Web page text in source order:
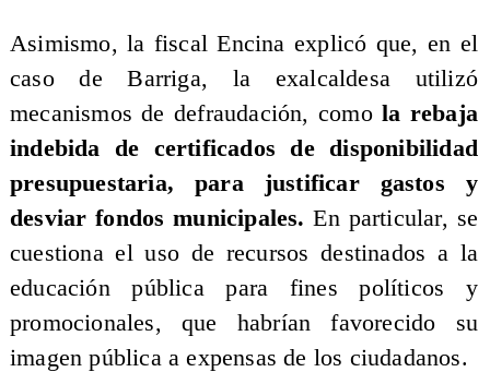
Asimismo, la fiscal Encina explicó que, en el
caso de Barriga, la exalcaldesa utilizó
mecanismos de defraudación, comola rebaja
indebida de certificados de disponibilidad
presupuestaria, para justificar gastos y
desviar fondos municipales.En particular, se
cuestiona el uso de recursos destinados a la
educación pública para fines políticos y
promocionales, que habrían favorecido su
imagen pública a expensas de los ciudadanos.